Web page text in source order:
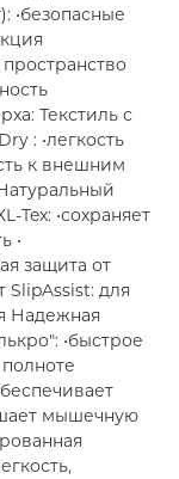
•безопасные
Текстиль с
: •легкость
к внешним
Tex: •сохраняет
•
защита от
SlipAssist: для
Надежная
•быстрое
мышечную